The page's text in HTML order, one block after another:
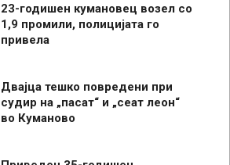
23-годишен кумановец возел со
1,9 промили, полицијата го
привела
Двајца тешко повредени при
судир на „пасат“ и „сеат леон“
во Куманово